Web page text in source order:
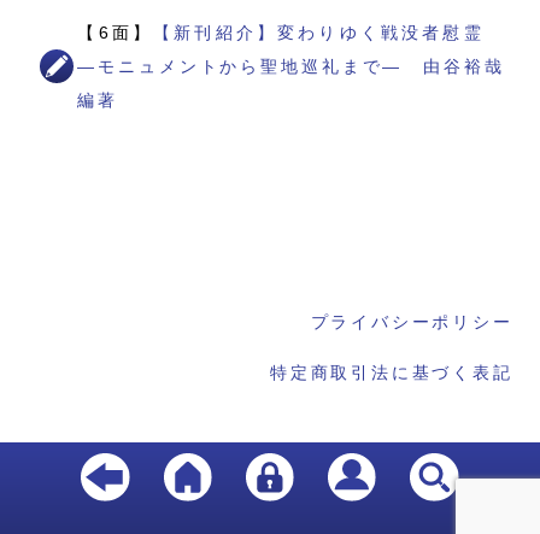
【6面】
【新刊紹介】変わりゆく戦没者慰霊
―モニュメントから聖地巡礼まで― 由谷裕哉
編著
プライバシーポリシー
特定商取引法に基づく表記